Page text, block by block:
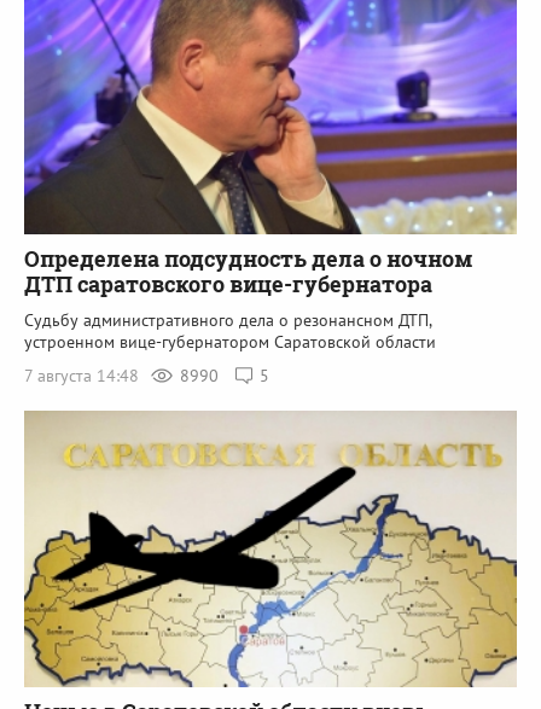
Определена подсудность дела о ночном
ДТП саратовского вице-губернатора
Судьбу административного дела о резонансном ДТП,
устроенном вице-губернатором Саратовской области
7 августа 14:48
8990 5